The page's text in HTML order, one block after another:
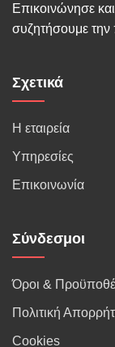
Επικοινώνησε
συζητήσουμε την
Σχετικά
Η εταιρεία
Υπηρεσίες
Επικοινωνία
Σύνδεσμοι
Όροι &
Πολιτική
Cookies